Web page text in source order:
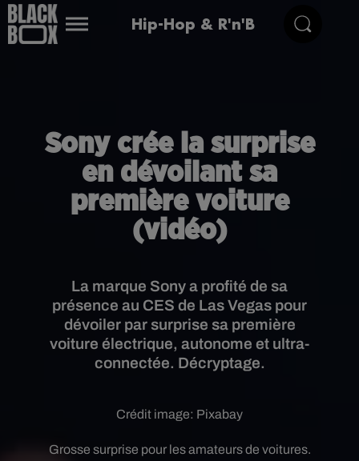
Hip-Hop & R'n'B
Sony crée la surprise
en dévoilant sa
première voiture
(vidéo)
La marque Sony a profité de sa
présence au CES de Las Vegas pour
dévoiler par surprise sa première
voiture électrique, autonome et ultra-
connectée. Décryptage.
Crédit image: Pixabay
Grosse surprise pour les amateurs de voitures.